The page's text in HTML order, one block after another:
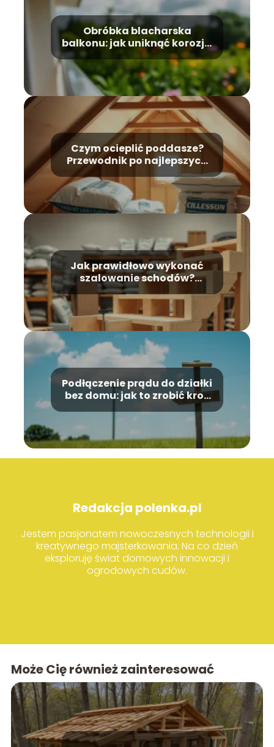
Obróbka blacharska
balkonu: jak uniknąć korozji i
zniszczeń?
Czym ocieplić poddasze?
Przewodnik po najlepszych
Jak prawidłowo wykonać
szalowanie schodów?
Kompleksowy poradnik
Podłączenie prądu do działki
bez domu: jak to zrobić krok
Redakcja polenka.pl
Jestem pasjonatem nowoczesnych technologii i
kreatywnego majsterkowania. Na co dzień
eksploruję świat domowych innowacji i
ogrodowych cudów.
Może Cię również zainteresować